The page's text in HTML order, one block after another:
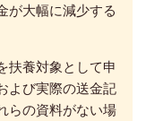
が大幅に減少する
扶養対象として申
よび実際の送金記
らの資料がない場